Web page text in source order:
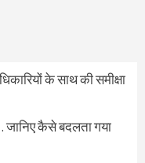
के साथ की समीक्षा
कैसे बदलता गया